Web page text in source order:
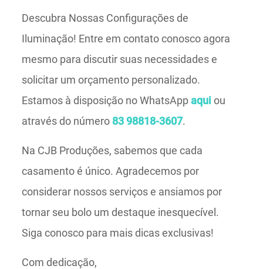
Descubra Nossas Configurações de
Iluminação! Entre em contato conosco agora
mesmo para discutir suas necessidades e
solicitar um orçamento personalizado.
Estamos à disposição no WhatsAppaquiou
através do número 83 98818-3607.
Na CJB Produções, sabemos que cada
casamento é único. Agradecemos por
considerar nossos serviços e ansiamos por
tornar seu bolo um destaque inesquecível.
Siga conosco para mais dicas exclusivas!
Com dedicação,